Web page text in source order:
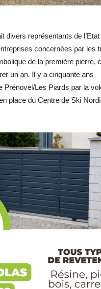
divers représentants de l’Etat
concernées par les
de la première pierre,
un an. Il y a cinquante ans
Prénovel/Les Piards par la
place du Centre de Ski